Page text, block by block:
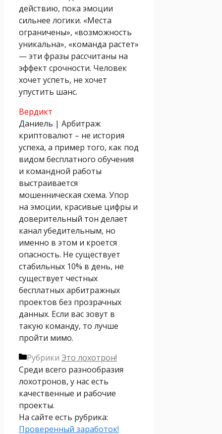
действию, пока эмоции
сильнее логики. «Места
ограничены», «возможность
уникальна», «команда растет»
— эти фразы рассчитаны на
эффект срочности. Человек
хочет успеть, не хочет
упустить шанс.
Вердикт
Даниель | Арбитраж
криптовалют – не история
успеха, а пример того, как под
видом бесплатного обучения
и командной работы
выстраивается
мошенническая схема. Упор
на эмоции, красивые цифры и
доверительный тон делает
канал убедительным, но
именно в этом и кроется
опасность. Не существует
стабильных 10% в день, не
существует честных
бесплатных арбитражных
проектов без прозрачных
данных. Если вас зовут в
такую команду, то лучше
пройти мимо.
Рубрики Это лохотрон!
Среди всего разнообразия
лохотронов, у нас есть
качественные и рабочие
проекты.
На сайте есть рубрика:
Проверенный заработок!